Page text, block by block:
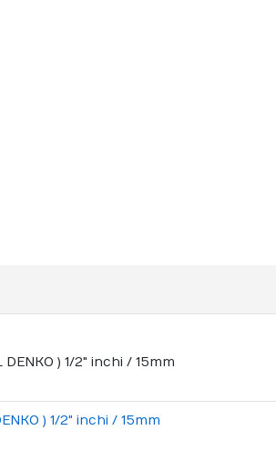
) 1/2" inchi / 15mm